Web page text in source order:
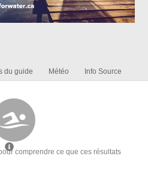
du guide Météo Info Source
comprendre ce que ces résultats